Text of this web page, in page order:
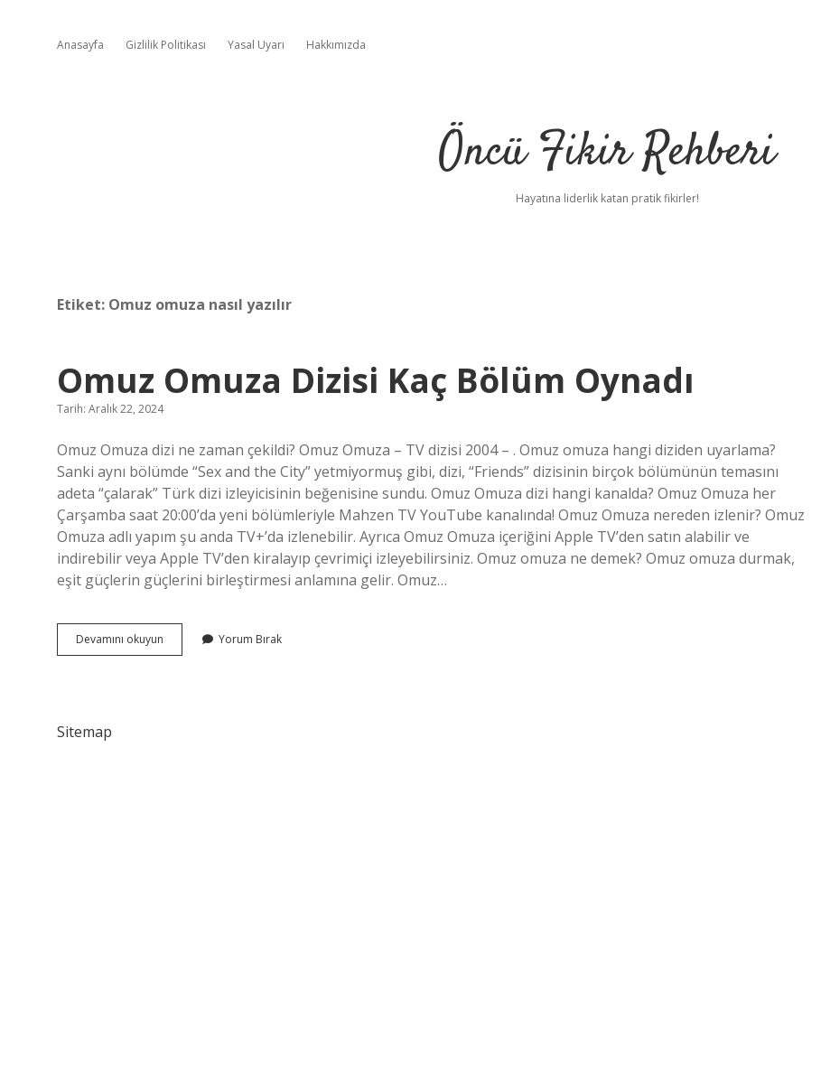
Anasayfa Gizlilik Politikası Yasal Uyarı Hakkımızda
Öncü Fikir Rehberi
Hayatına liderlik katan pratik fikirler!
Etiket: Omuz omuza nasıl yazılır
Omuz Omuza Dizisi Kaç Bölüm Oynadı
Tarih: Aralık 22, 2024
Omuz Omuza dizi ne zaman çekildi? Omuz Omuza – TV dizisi 2004 – . Omuz omuza hangi diziden uyarlama?
Sanki aynı bölümde “Sex and the City” yetmiyormuş gibi, dizi, “Friends” dizisinin birçok bölümünün temasını
adeta “çalarak” Türk dizi izleyicisinin beğenisine sundu. Omuz Omuza dizi hangi kanalda? Omuz Omuza her
Çarşamba saat 20:00’da yeni bölümleriyle Mahzen TV YouTube kanalında! Omuz Omuza nereden izlenir? Omuz
Omuza adlı yapım şu anda TV+’da izlenebilir. Ayrıca Omuz Omuza içeriğini Apple TV’den satın alabilir ve
indirebilir veya Apple TV’den kiralayıp çevrimiçi izleyebilirsiniz. Omuz omuza ne demek? Omuz omuza durmak,
eşit güçlerin güçlerini birleştirmesi anlamına gelir. Omuz…
Devamını okuyun
Omuza
Yorum Bırak
Sitemap